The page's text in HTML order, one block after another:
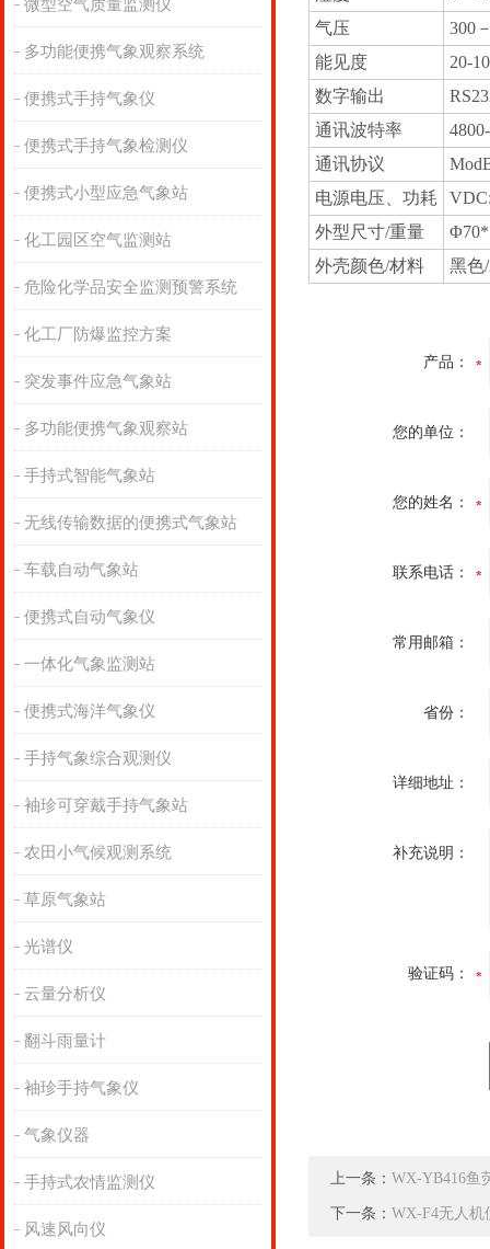
微型空气质量监测仪
多功能便携气象观察系统
便携式手持气象仪
便携式手持气象检测仪
便携式小型应急气象站
化工园区空气监测站
危险化学品安全监测预警系统
化工厂防爆监控方案
突发事件应急气象站
多功能便携气象观察站
手持式智能气象站
无线传输数据的便携式气象站
车载自动气象站
便携式自动气象仪
一体化气象监测站
便携式海洋气象仪
手持气象综合观测仪
袖珍可穿戴手持气象站
农田小气候观测系统
草原气象站
光谱仪
云量分析仪
翻斗雨量计
袖珍手持气象仪
气象仪器
手持式农情监测仪
风速风向仪
气压
300
能见度
20-
数字输出
通讯波特率
通讯协议
电源电压、功耗
外型尺寸/重量
外壳颜色/材料
黑色
产品：
您的单位：
您的姓名：
联系电话：
常用邮箱：
省份：
详细地址：
补充说明：
验证码：
上一条： WX-YB416鱼
下一条： WX-F4无人机